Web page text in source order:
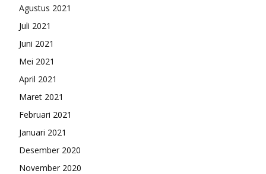
Agustus 2021
Juli 2021
Juni 2021
Mei 2021
April 2021
Maret 2021
Februari 2021
Januari 2021
Desember 2020
November 2020